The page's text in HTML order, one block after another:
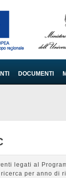
DOCUMENTI
legati al
per anno di